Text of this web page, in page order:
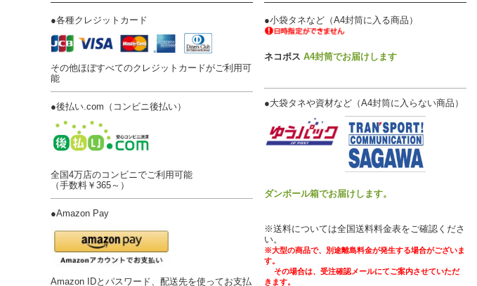
●各種クレジットカード
その他ほぼすべてのクレジットカードがご利用可
能
●後払い.com（コンビニ後払い）
全国4万店のコンビニでご利用可能
（手数料￥365～）
●Amazon Pay
Amazon IDとパスワード、配送先を使ってお支払
●小袋タネなど（A4封筒に入る商品）
ネコポス A4封筒でお届けします
●大袋タネや資材など（A4封筒に入らない商品）
ダンボール箱でお届けします。
※送料については全国送料料金表をご確認くださ
い。
※大型の商品で、別途離島料金が発生する場合がございま
す。
その場合は、受注確認メールにてご案内させていただ
きます。